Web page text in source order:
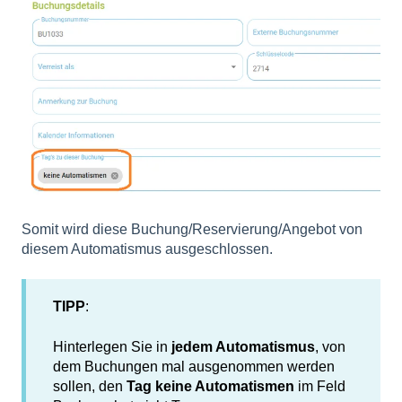
Somit wird diese Buchung/Reservierung/Angebot von
diesem Automatismus ausgeschlossen.
TIPP:
Hinterlegen Sie in jedem Automatismus, von
dem Buchungen mal ausgenommen werden
sollen, den Tag keine Automatismen im Feld